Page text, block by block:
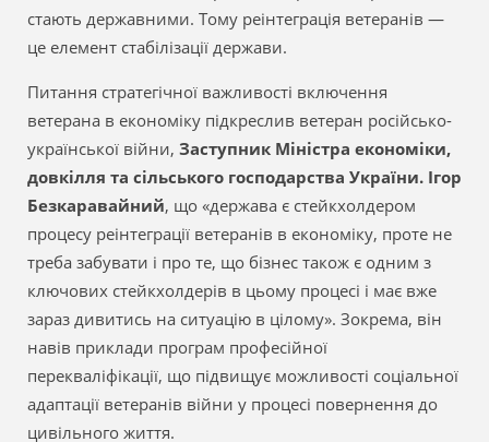
стають державними. Тому реінтеграція ветеранів —
це елемент стабілізації держави.
Питання стратегічної важливості включення
ветерана в економіку підкреслив ветеран російсько-
української війни, Заступник Міністра економіки,
довкілля та сільського господарства України. Ігор
Безкаравайний, що «держава є стейкхолдером
процесу реінтеграції ветеранів в економіку, проте не
треба забувати і про те, що бізнес також є одним з
ключових стейкхолдерів в цьому процесі і має вже
зараз дивитись на ситуацію в цілому». Зокрема, він
навів приклади програм професійної
перекваліфікації, що підвищує можливості соціальної
адаптації ветеранів війни у процесі повернення до
цивільного життя.